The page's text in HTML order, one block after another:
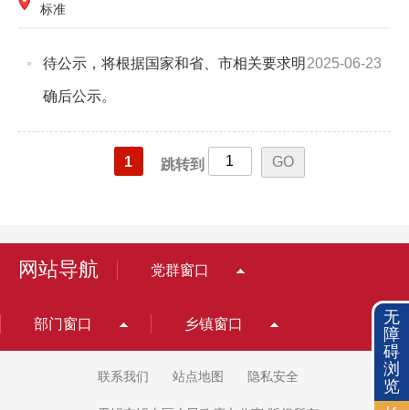
标准
2025-06-23
待公示，将根据国家和省、市相关要求明
确后公示。
1 跳转到
网站导航 党群窗口
部门窗口 乡镇窗口
联系我们 站点地图 隐私安全
无
障
碍
浏
览